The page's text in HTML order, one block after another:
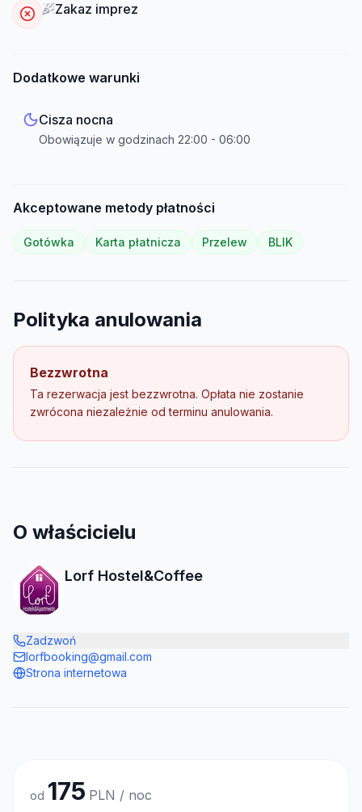
Zakaz imprez
Dodatkowe warunki
Cisza nocna
Obowiązuje w godzinach 22:00 - 06:00
Akceptowane metody płatności
Gotówka Karta płatnicza Przelew BLIK
Polityka anulowania
Bezzwrotna
Ta rezerwacja jest bezzwrotna. Opłata nie zostanie
zwrócona niezależnie od terminu anulowania.
O właścicielu
Lorf Hostel&Coffee
Zadzwoń
lorfbooking@gmail.com
Strona internetowa
od 175 PLN / noc